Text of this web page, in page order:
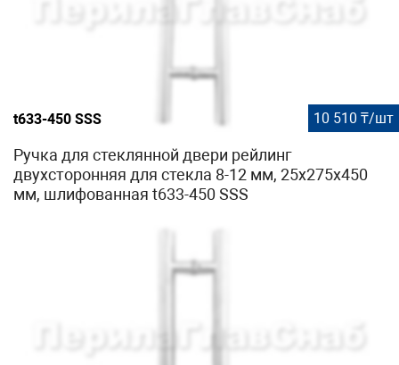
t633-450 SSS 10 510 ₸/шт
Ручка для стеклянной двери рейлинг
двухсторонняя для стекла 8-12 мм, 25x275x450
мм, шлифованная t633-450 SSS